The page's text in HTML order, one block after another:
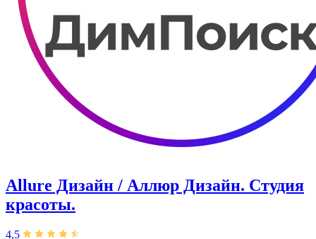
Allure Дизайн / Аллюр Дизайн. Студия
красоты.
4,5